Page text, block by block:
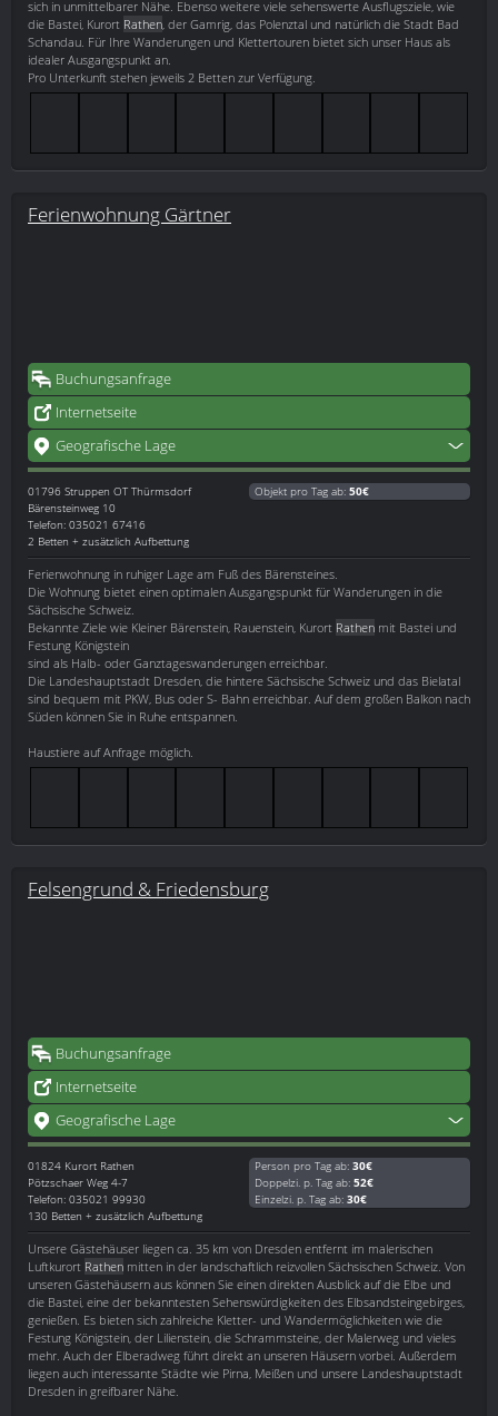
sich in unmittelbarer Nähe. Ebenso weitere viele sehenswerte Ausflugsziele, wie
die Bastei, Kurort Rathen , der Gamrig, das Polenztal und natürlich die Stadt Bad
Schandau. Für Ihre Wanderungen und Klettertouren bietet sich unser Haus als
idealer Ausgangspunkt an.
Pro Unterkunft stehen jeweils 2 Betten zur Verfügung.
Ferienwohnung Gärtner
Buchungsanfrage
Internetseite
Geografische Lage
01796 Struppen OT Thürmsdorf
Bärensteinweg 10
Telefon: 035021 67416
2 Betten + zusätzlich Aufbettung
Objekt pro Tag ab: 50€
Ferienwohnung in ruhiger Lage am Fuß des Bärensteines.
Die Wohnung bietet einen optimalen Ausgangspunkt für Wanderungen in die
Sächsische Schweiz.
Bekannte Ziele wie Kleiner Bärenstein, Rauenstein, Kurort Rathen mit Bastei und
Festung Königstein
sind als Halb- oder Ganztageswanderungen erreichbar.
Die Landeshauptstadt Dresden, die hintere Sächsische Schweiz und das Bielatal
sind bequem mit PKW, Bus oder S- Bahn erreichbar. Auf dem großen Balkon nach
Süden können Sie in Ruhe entspannen.
Haustiere auf Anfrage möglich.
Felsengrund & Friedensburg
Buchungsanfrage
Internetseite
Geografische Lage
01824 Kurort Rathen
Pötzschaer Weg 4-7
Telefon: 035021 99930
130 Betten + zusätzlich Aufbettung
Person pro Tag ab: 30€
Doppelzi. p. Tag ab: 52€
Einzelzi. p. Tag ab: 30€
Unsere Gästehäuser liegen ca. 35 km von Dresden entfernt im malerischen
Luftkurort Rathen mitten in der landschaftlich reizvollen Sächsischen Schweiz. Von
unseren Gästehäusern aus können Sie einen direkten Ausblick auf die Elbe und
die Bastei, eine der bekanntesten Sehenswürdigkeiten des Elbsandsteingebirges,
genießen. Es bieten sich zahlreiche Kletter- und Wandermöglichkeiten wie die
Festung Königstein, der Lilienstein, die Schrammsteine, der Malerweg und vieles
mehr. Auch der Elberadweg führt direkt an unseren Häusern vorbei. Außerdem
liegen auch interessante Städte wie Pirna, Meißen und unsere Landeshauptstadt
Dresden in greifbarer Nähe.